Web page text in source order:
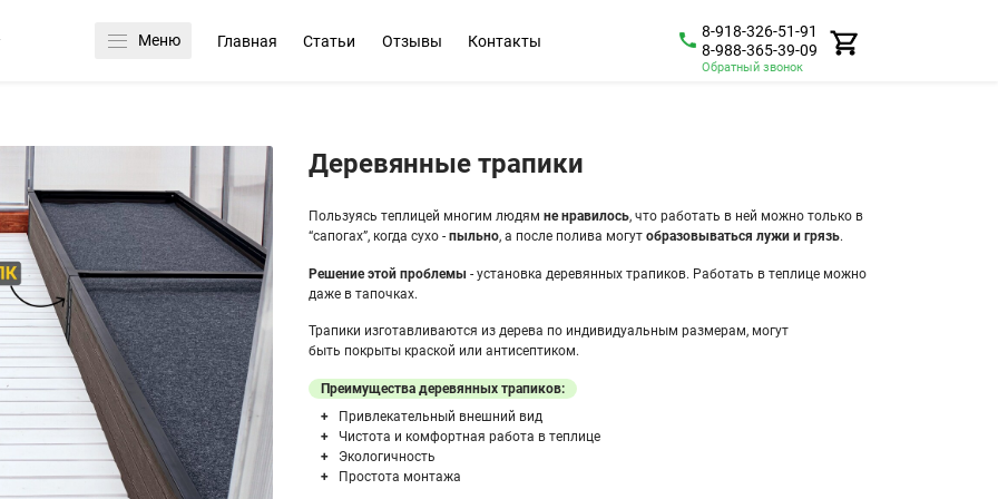
Меню Главная Статьи Отзывы Контакты
8-918-326-51-91
8-988-365-39-09
Обратный звонок
Деревянные трапики
Пользуясь теплицей многим людямне нравилось, что работать в ней можно только в
“сапогах”, когда сухо -пыльно, а после полива могутобразовываться лужи и грязь.
Решение этой проблемы - установка деревянных трапиков. Работать в теплице можно
даже в тапочках.
Трапики изготавливаются из дерева по индивидуальным размерам, могут
быть покрыты краской или антисептиком.
Преимущества деревянных трапиков:
Привлекательный внешний вид
Чистота и комфортная работа в теплице
Экологичность
Простота монтажа